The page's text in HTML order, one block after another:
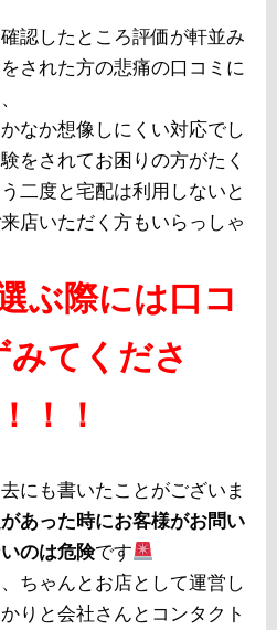
認したところ評価が軒並み
された方の悲痛の口コミに
なか想像しにくい対応でし
をされてお困りの方がたく
二度と宅配は利用しないと
店いただく方もいらっしゃ
ぶ際には口コ
みてくださ
！！
にも書いたことがございま
あった時にお客様がお問い
のは危険です
ちゃんとお店として運営し
りと会社さんとコンタクト